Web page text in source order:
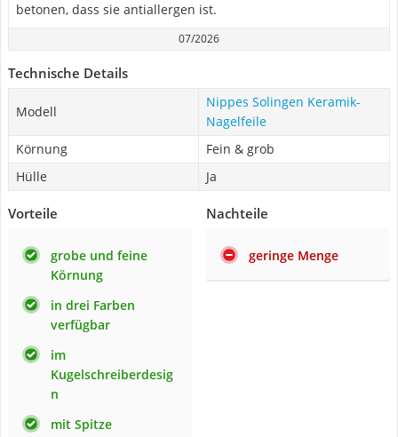
betonen, dass sie antiallergen ist.
07/2026
Technische Details
Modell
Nippes Solingen Keramik-
Nagelfeile
Körnung
Fein & grob
Hülle
Ja
Vorteile
grobe und feine
Körnung
in drei Farben
verfügbar
im
Kugelschreiberdesig
n
mit Spitze
Nachteile
geringe Menge